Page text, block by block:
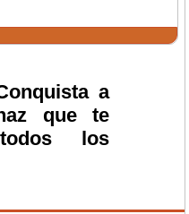
a
que te
los